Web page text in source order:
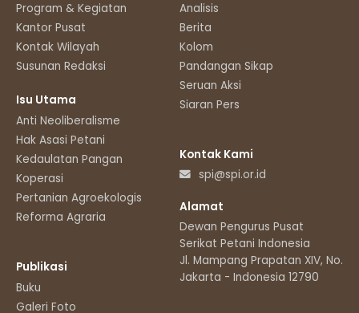
Program & Kegiatan
Kantor Pusat
Kontak Wilayah
Susunan Redaksi
Isu Utama
Anti Neoliberalisme
Hak Asasi Petani
Kedaulatan Pangan
Koperasi
Pertanian Agroekologis
Reforma Agraria
Publikasi
Buku
Galeri Foto
Analisis
Berita
Kolom
Pandangan Sikap
Seruan Aksi
Siaran Pers
Kontak Kami
spi@spi.or.id
Alamat
Dewan Pengurus Pusat
Serikat Petani Indonesia
Jl. Mampang Prapatan XIV, No.11
Jakarta - Indonesia 12790